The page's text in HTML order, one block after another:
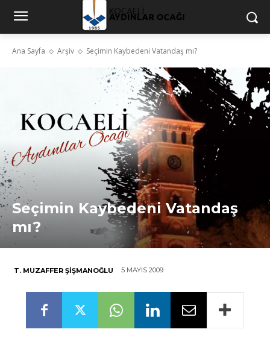
Ana Sayfa Arşiv Seçimin Kaybedeni Vatandaş mı?
Seçimin Kaybedeni Vatandaş
mı?
T. MUZAFFER ŞIŞMANOĞLU 5 MAYIS 2009